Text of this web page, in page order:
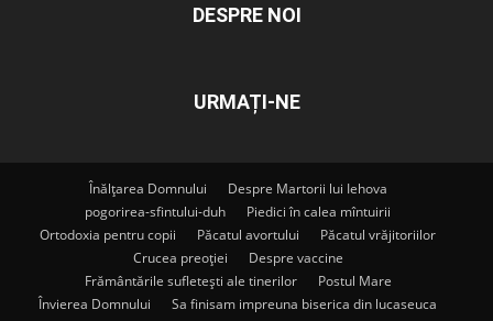
DESPRE NOI
URMAȚI-NE
Înălțarea Domnului
Despre Martorii lui Iehova
pogorirea-sfintului-duh
Piedici în calea mîntuirii
Ortodoxia pentru copii
Păcatul avortului
Păcatul vrăjitoriilor
Crucea preoției
Despre vaccine
Frământările sufletești ale tinerilor
Postul Mare
Învierea Domnului
Sa finisam impreuna biserica din lucaseuca